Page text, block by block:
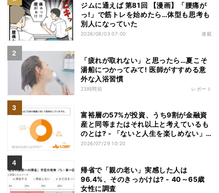
ジムに通えば 第81回 【漫画】「腰痛が
っ!」で筋トレを始めたら…体型も思考も
別人になっていた
2026/08/03 07:00 連載
「疲れが取れない」と思ったら…夏こそ
湯船につかってみて! 医師がすすめる意
外な入浴習慣
23時間前 レポート
富裕層の57%が投資、うち9割が金融資
産と同等またはそれ以上と考えているも
のとは? - 「ないと人生を楽しめない」
「人生の幸福度に直結する」「一度失え
2026/07/29 10:20
帰省で「親の老い」実感した人は
96.4%、そのきっかけは? - 40～65歳
女性に調査